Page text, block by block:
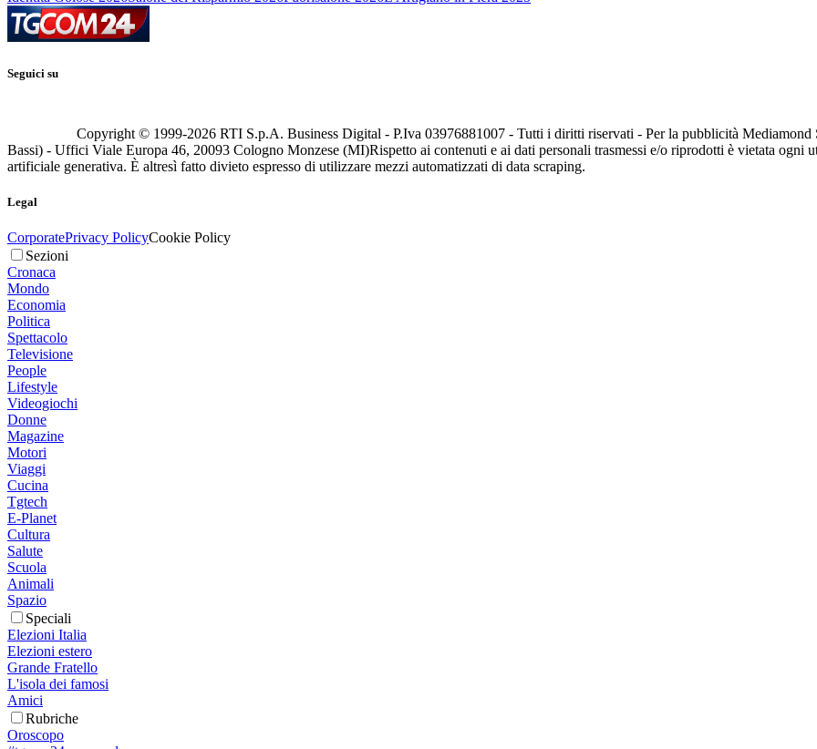
Seguici su
Copyright © 1999-2026 RTI S.p.A. Business Digital - P.Iva 03976881007 - Tutti i diritti riservati - Per la pubblicità
Bassi) - Uffici Viale Europa 46, 20093 Cologno Monzese (MI)Rispetto ai contenuti e ai dati personali trasmessi e/o riprodotti è vietata ogni
artificiale generativa. È altresì fatto divieto espresso di utilizzare mezzi automatizzati di data scraping.
Legal
CorporatePrivacy PolicyCookie Policy
Sezioni
Cronaca
Mondo
Economia
Politica
Spettacolo
Televisione
People
Lifestyle
Videogiochi
Donne
Magazine
Motori
Viaggi
Cucina
Tgtech
E-Planet
Cultura
Salute
Scuola
Animali
Spazio
Speciali
Elezioni Italia
Elezioni estero
Grande Fratello
L'isola dei famosi
Amici
Rubriche
Oroscopo